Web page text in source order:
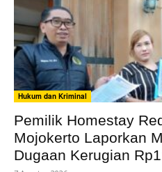
Hukum dan Kriminal
Pemilik Homestay
Mojokerto Laporkan
Dugaan Kerugian